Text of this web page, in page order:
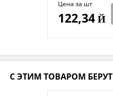
Цена за шт
122,34Й
С ЭТИМ ТОВАРОМ БЕРУТ